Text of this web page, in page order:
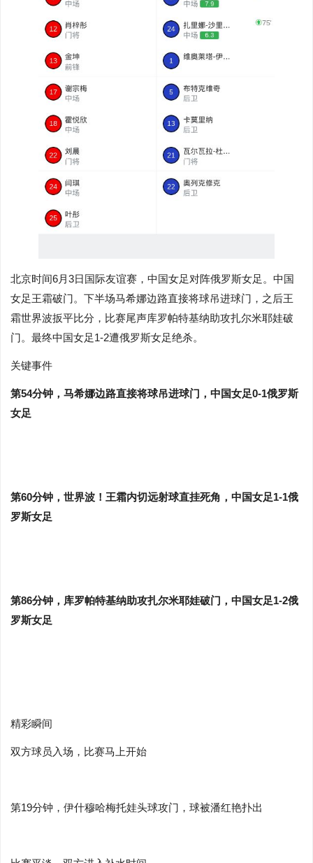
北京时间6月3日国际友谊赛，中国女足对阵俄罗斯女足。中国
女足王霜破门。下半场马希娜边路直接将球吊进球门，之后王
霜世界波扳平比分，比赛尾声库罗帕特基纳助攻扎尔米耶娃破
门。最终中国女足1-2遭俄罗斯女足绝杀。
关键事件
第54分钟，马希娜边路直接将球吊进球门，中国女足0-1俄罗斯
女足
第60分钟，世界波！王霜内切远射球直挂死角，中国女足1-1俄
罗斯女足
第86分钟，库罗帕特基纳助攻扎尔米耶娃破门，中国女足1-2俄
罗斯女足
精彩瞬间
双方球员入场，比赛马上开始
第19分钟，伊什穆哈梅托娃头球攻门，球被潘红艳扑出